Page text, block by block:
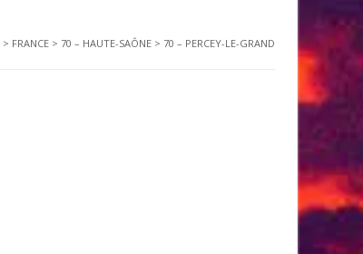
> FRANCE > 70 – HAUTE-SAÔNE > 70 – PERCEY-LE-GRAND